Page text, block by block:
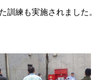
練も実施されました。